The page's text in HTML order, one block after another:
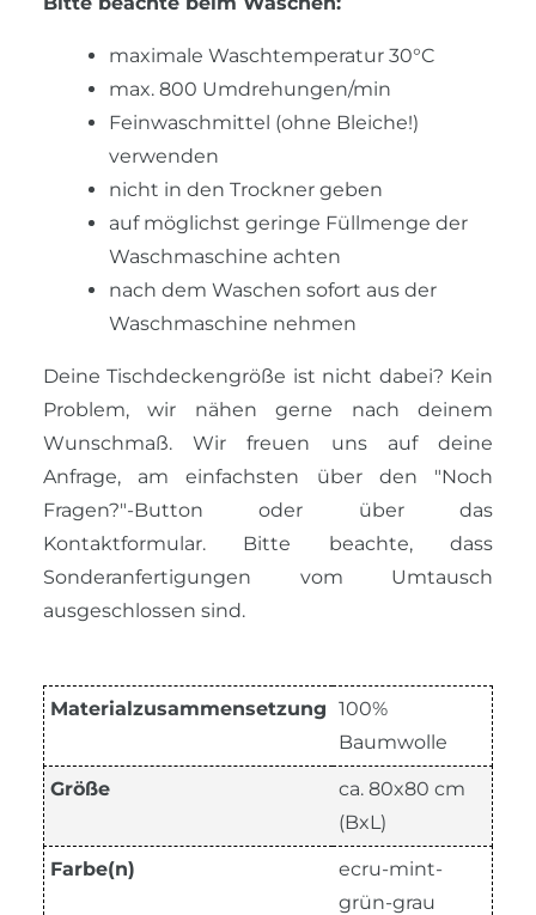
maximale Waschtemperatur 30°C
max. 800 Umdrehungen/min
Feinwaschmittel (ohne Bleiche!)
verwenden
nicht in den Trockner geben
auf möglichst geringe Füllmenge der
Waschmaschine achten
nach dem Waschen sofort aus der
Waschmaschine nehmen
Deine Tischdeckengröße ist nicht dabei? Kein
Problem, wir nähen gerne nach deinem
Wunschmaß. Wir freuen uns auf deine
Anfrage, am einfachsten über den "Noch
Fragen?"-Button oder über das
Kontaktformular. Bitte beachte, dass
Sonderanfertigungen vom Umtausch
ausgeschlossen sind.
Materialzusammensetzung 100%
Baumwolle
Größe
ca. 80x80 cm
(BxL)
Farbe(n)
ecru-mint-
grün-grau